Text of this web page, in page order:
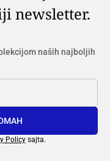
newsletter.
naših najboljih
Policy sajta.